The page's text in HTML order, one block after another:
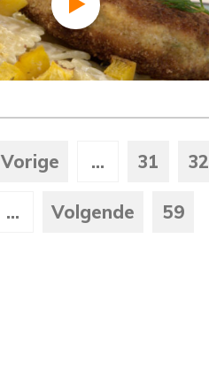
Vorige ... 31 32
... Volgende 59